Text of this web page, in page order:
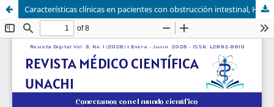
Características clínicas en pacientes con obstrucción intestinal, Hospital Regional Dr. Rafael Hernández Loeche, David, Chiriquí. Enero 2018 a diciembre 2020.